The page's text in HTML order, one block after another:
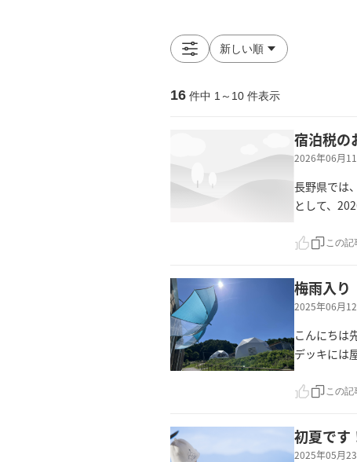
16 件中 1 ～ 10 件表示
宿泊税の
2026年06月11
長野県では
として、
この
梅雨入り
2025年06月12
こんにちは
デッキには
この
初夏です
2025年05月23